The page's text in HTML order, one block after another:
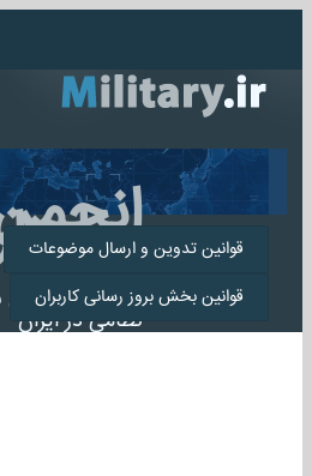
انجمن
نظامی در ایران
قوانین تدوین و ارسال موضوعات
قوانین بخش بروز رسانی کاربران